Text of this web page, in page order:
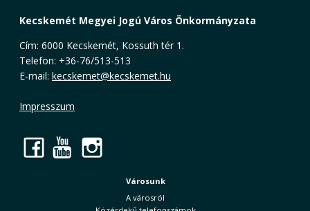
Kecskemét Megyei Jogú Város Önkormányzata
Cím: 6000 Kecskemét, Kossuth tér 1.
Telefon: +36-76/513-513
E-mail: kecskemet@kecskemet.hu
Impresszum
Facebook
YouTube
Városunk
A városról